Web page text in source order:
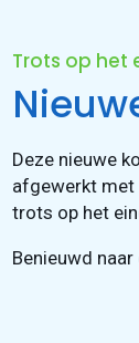
Trots op het
Deze nieuwe
afgewerkt met
trots op het
Benieuwd